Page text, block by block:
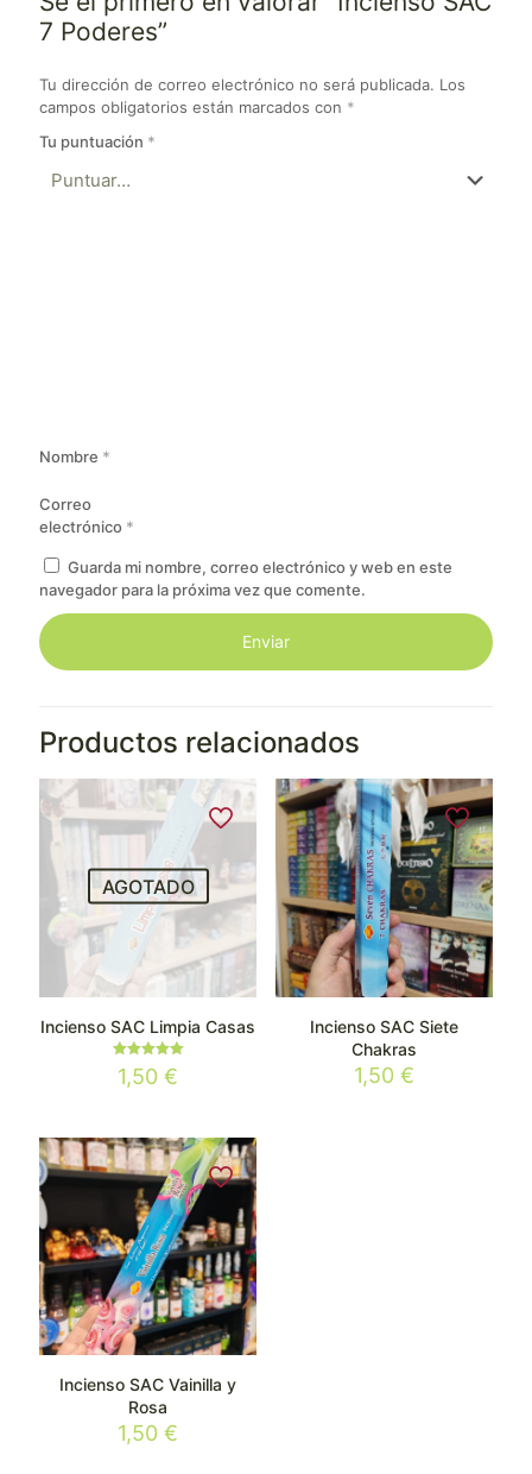
7 Poderes”
Tu dirección de correo electrónico no será publicada. Los
campos obligatorios están marcados con *
Tu puntuación *
Nombre *
Correo
electrónico *
Guarda mi nombre, correo electrónico y web en este
navegador para la próxima vez que comente.
Productos relacionados
AGOTADO
Incienso SAC Limpia Casas
Valorado
con
1,50€
Incienso SAC Siete
Chakras
1,50 €
Incienso SAC Vainilla y
Rosa
1,50€